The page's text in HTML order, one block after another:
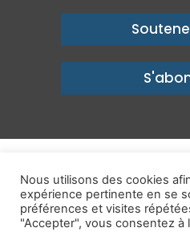
un avenir
Mentions légales-Politique
Nous utilisons des cookies
expérience pertinente en se
préférences et visites
"Accepter", vous consentez à